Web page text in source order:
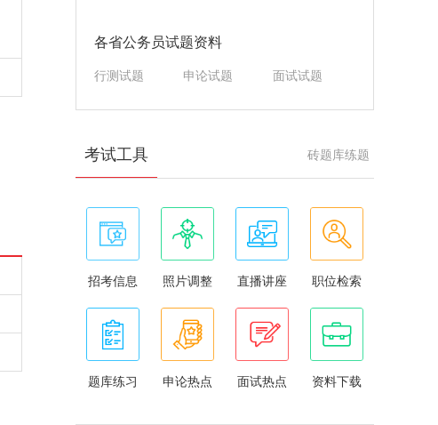
各省公务员试题资料
行测试题 申论试题 面试试题
砖题库练题
考试工具
招考信息 照片调整 直播讲座 职位检索
题库练习 申论热点 面试热点 资料下载